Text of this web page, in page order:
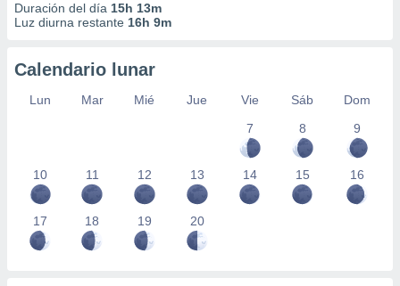
Duración del día 15h 13m
Luz diurna restante 16h 9m
Calendario lunar
Lun Mar Mié Jue Vie Sáb
Dom
7
8 9
10 11 12 13 14 15 16
17 18 19 20